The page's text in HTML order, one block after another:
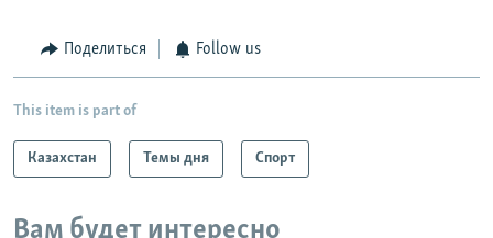
Поделиться Follow us
This item is part of
Казахстан Темы дня Спорт
Вам будет интересно